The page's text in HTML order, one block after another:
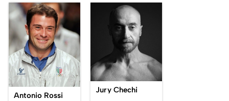
Antonio Rossi
Jury Chechi